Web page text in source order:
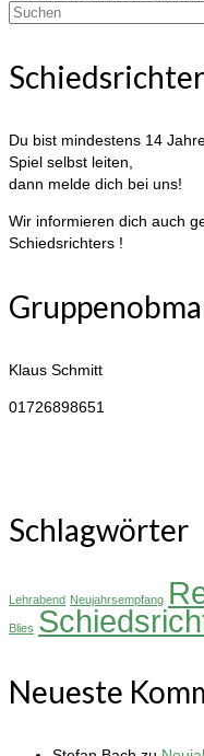
Suche
Du bist mindestens 14
Spiel selbst leiten,
dann melde dich bei uns!
Wir informieren dich auch
Schiedsrichters !
Klaus Schmitt
01726898651
Schlagwörter
Lehrabend Neujahrsempfang
Blies
Neueste